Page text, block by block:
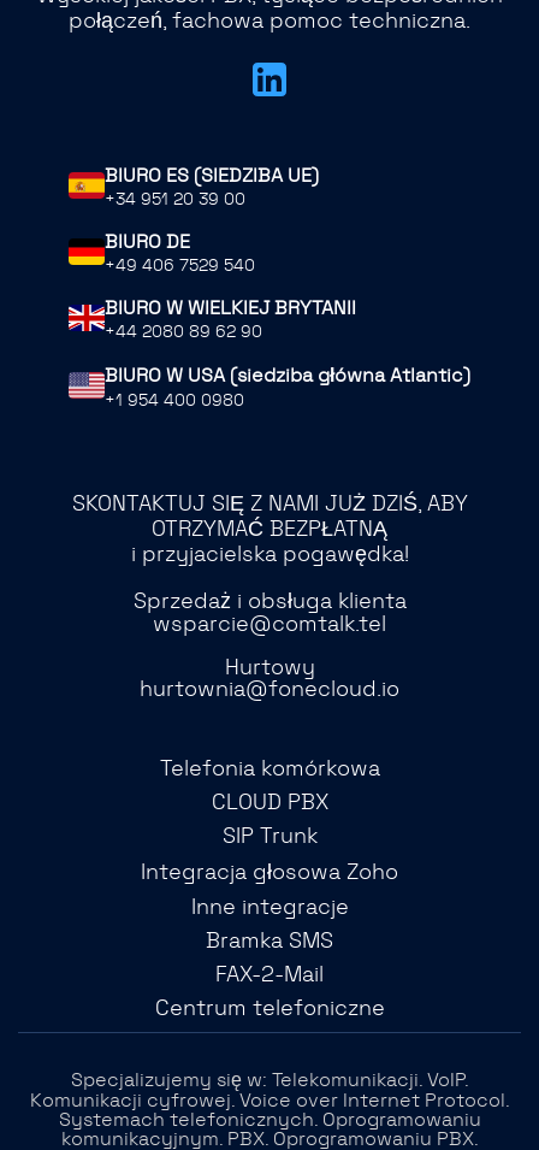
połączeń, fachowa pomoc techniczna.
BIURO ES (SIEDZIBA UE)
+34 951 20 39 00
BIURO DE
+49 406 7529 540
BIURO W WIELKIEJ BRYTANII
+44 2080 89 62 90
BIURO W USA (siedziba główna Atlantic)
+1 954 400 0980
SKONTAKTUJ SIĘ Z NAMI JUŻ DZIŚ, ABY
OTRZYMAĆ BEZPŁATNĄ
i przyjacielska pogawędka!
Sprzedaż i obsługa klienta
wsparcie@comtalk.tel
Hurtowy
hurtownia@fonecloud.io
Telefonia komórkowa
CLOUD PBX
SIP Trunk
Integracja głosowa Zoho
Inne integracje
Bramka SMS
FAX-2-Mail
Centrum telefoniczne
Specjalizujemy się w: Telekomunikacji. VoIP.
Komunikacji cyfrowej. Voice over Internet Protocol.
Systemach telefonicznych. Oprogramowaniu
komunikacyjnym. PBX. Oprogramowaniu PBX.